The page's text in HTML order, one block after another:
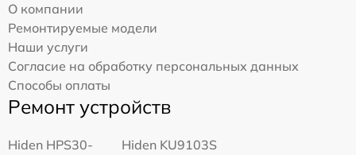
О компании
Ремонтируемые модели
Наши услуги
Согласие на обработку персональных данных
Способы оплаты
Ремонт устройств
Hiden HPS30-
Hiden KU9103S